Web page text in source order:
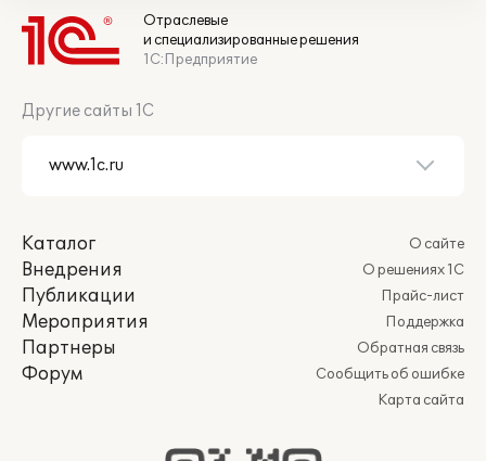
Отраслевые
и специализированные решения
1С:Предприятие
Другие сайты 1С
Каталог
Внедрения
Публикации
Мероприятия
Партнеры
Форум
О сайте
О решениях 1С
Прайс-лист
Поддержка
Обратная связь
Сообщить об ошибке
Карта сайта